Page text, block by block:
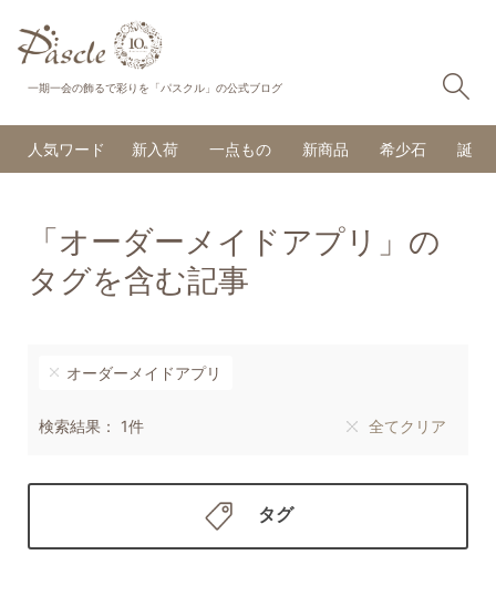
一期一会の飾るで彩りを「パスクル」の公式ブログ
人気ワード 新入荷 一点もの 新商品 希少石 誕生
「オーダーメイドアプリ」の
タグを含む記事
オーダーメイドアプリ
検索結果： 1件 全てクリア
タグ